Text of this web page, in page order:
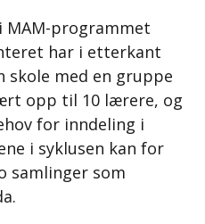
MAM-programmet
har i etterkant
skole med en gruppe
opp til 10 lærere, og
for inndeling i
i syklusen kan for
samlinger som